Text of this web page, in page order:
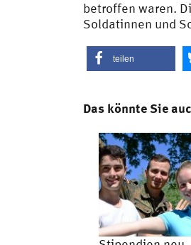
betroffen waren.
Soldatinnen und
teilen
Das könnte Sie